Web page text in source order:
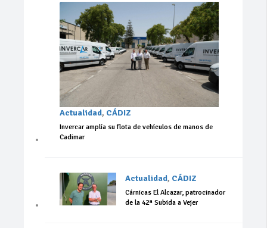
Actualidad, CÁDIZ
Invercar amplía su flota de vehículos de manos de
Cadimar
Actualidad, CÁDIZ
Cárnicas El Alcazar, patrocinador
de la 42ª Subida a Vejer